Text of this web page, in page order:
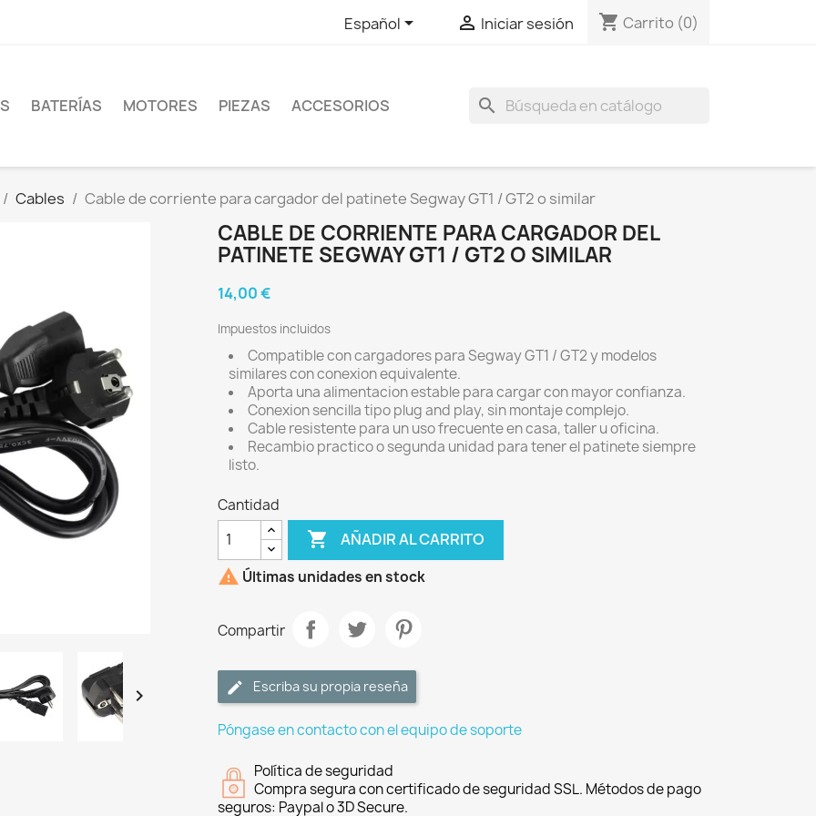
Español  Iniciar sesión shopping_cart Carrito (0)
BATERÍAS MOTORES PIEZAS ACCESORIOS search
Cables Cable de corriente para cargador del patinete Segway GT1 / GT2 o similar

CABLE DE CORRIENTE PARA CARGADOR DEL
PATINETE SEGWAY GT1 / GT2 O SIMILAR
14,00 €
Impuestos incluidos
Compatible con cargadores para Segway GT1 / GT2 y modelos
similares con conexion equivalente.
Aporta una alimentacion estable para cargar con mayor confianza.
Conexion sencilla tipo plug and play, sin montaje complejo.
Cable resistente para un uso frecuente en casa, taller u oficina.
Recambio practico o segunda unidad para tener el patinete siempre
listo.
Cantidad
 AÑADIR AL CARRITO
 Últimas unidades en stock
Compartir
Escriba su propia reseña
Póngase en contacto con el equipo de soporte
Política de seguridad
Compra segura con certificado de seguridad SSL. Métodos de pago
seguros: Paypal o 3D Secure.